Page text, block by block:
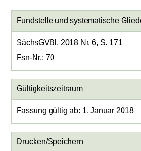
Fundstelle und systematische
SächsGVBl. 2018 Nr. 6, S. 171
Fsn-Nr.: 70
Gültigkeitszeitraum
Fassung gültig ab: 1. Januar 2018
Drucken/Speichern